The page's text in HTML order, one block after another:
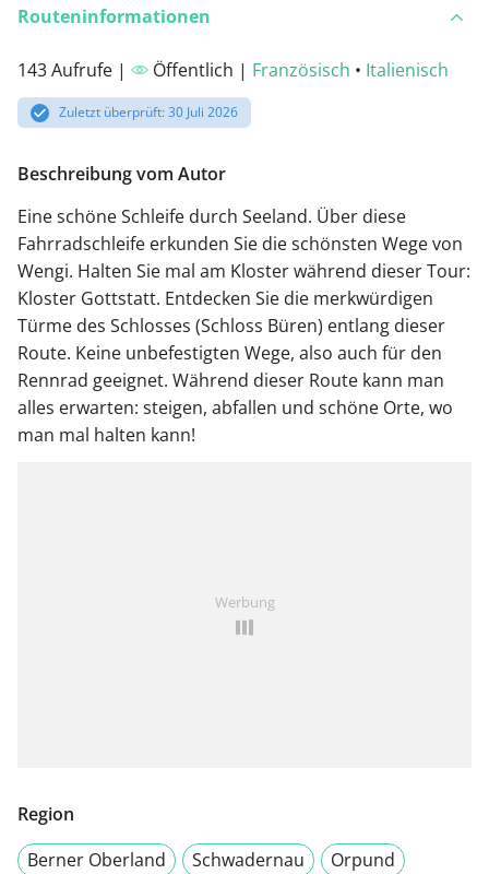
Routeninformationen
143 Aufrufe | Öffentlich | Französisch • Italienisch
Zuletzt überprüft: 30 Juli 2026
Beschreibung vom Autor
Eine schöne Schleife durch Seeland. Über diese
Fahrradschleife erkunden Sie die schönsten Wege von
Wengi. Halten Sie mal am Kloster während dieser Tour:
Kloster Gottstatt. Entdecken Sie die merkwürdigen
Türme des Schlosses (Schloss Büren) entlang dieser
Route. Keine unbefestigten Wege, also auch für den
Rennrad geeignet. Während dieser Route kann man
alles erwarten: steigen, abfallen und schöne Orte, wo
man mal halten kann!
Werbung
Region
Berner Oberland
Schwadernau
Orpund